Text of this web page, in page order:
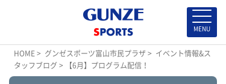
HOME> グンゼスポーツ富山市民プラザ> イベント情報&ス
タッフブログ> 【6月】プログラム配信！